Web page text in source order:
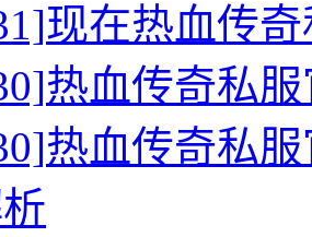
现在热血传
热血传奇私
热血传奇私